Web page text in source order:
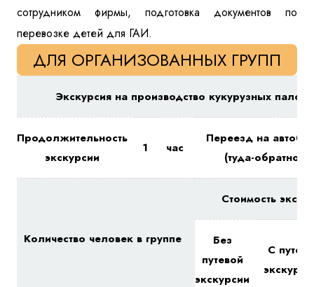
сотрудником фирмы, подготовка документов по
перевозке детей для ГАИ.
ДЛЯ ОРГАНИЗОВАННЫХ ГРУПП
Экскурсия на производство кукурузных
Продолжительность
экскурсии
1 час
Переезд на
(туда-обратно)
Количество человек в группе
Стоимость
Без
путевой
экскурсии
С